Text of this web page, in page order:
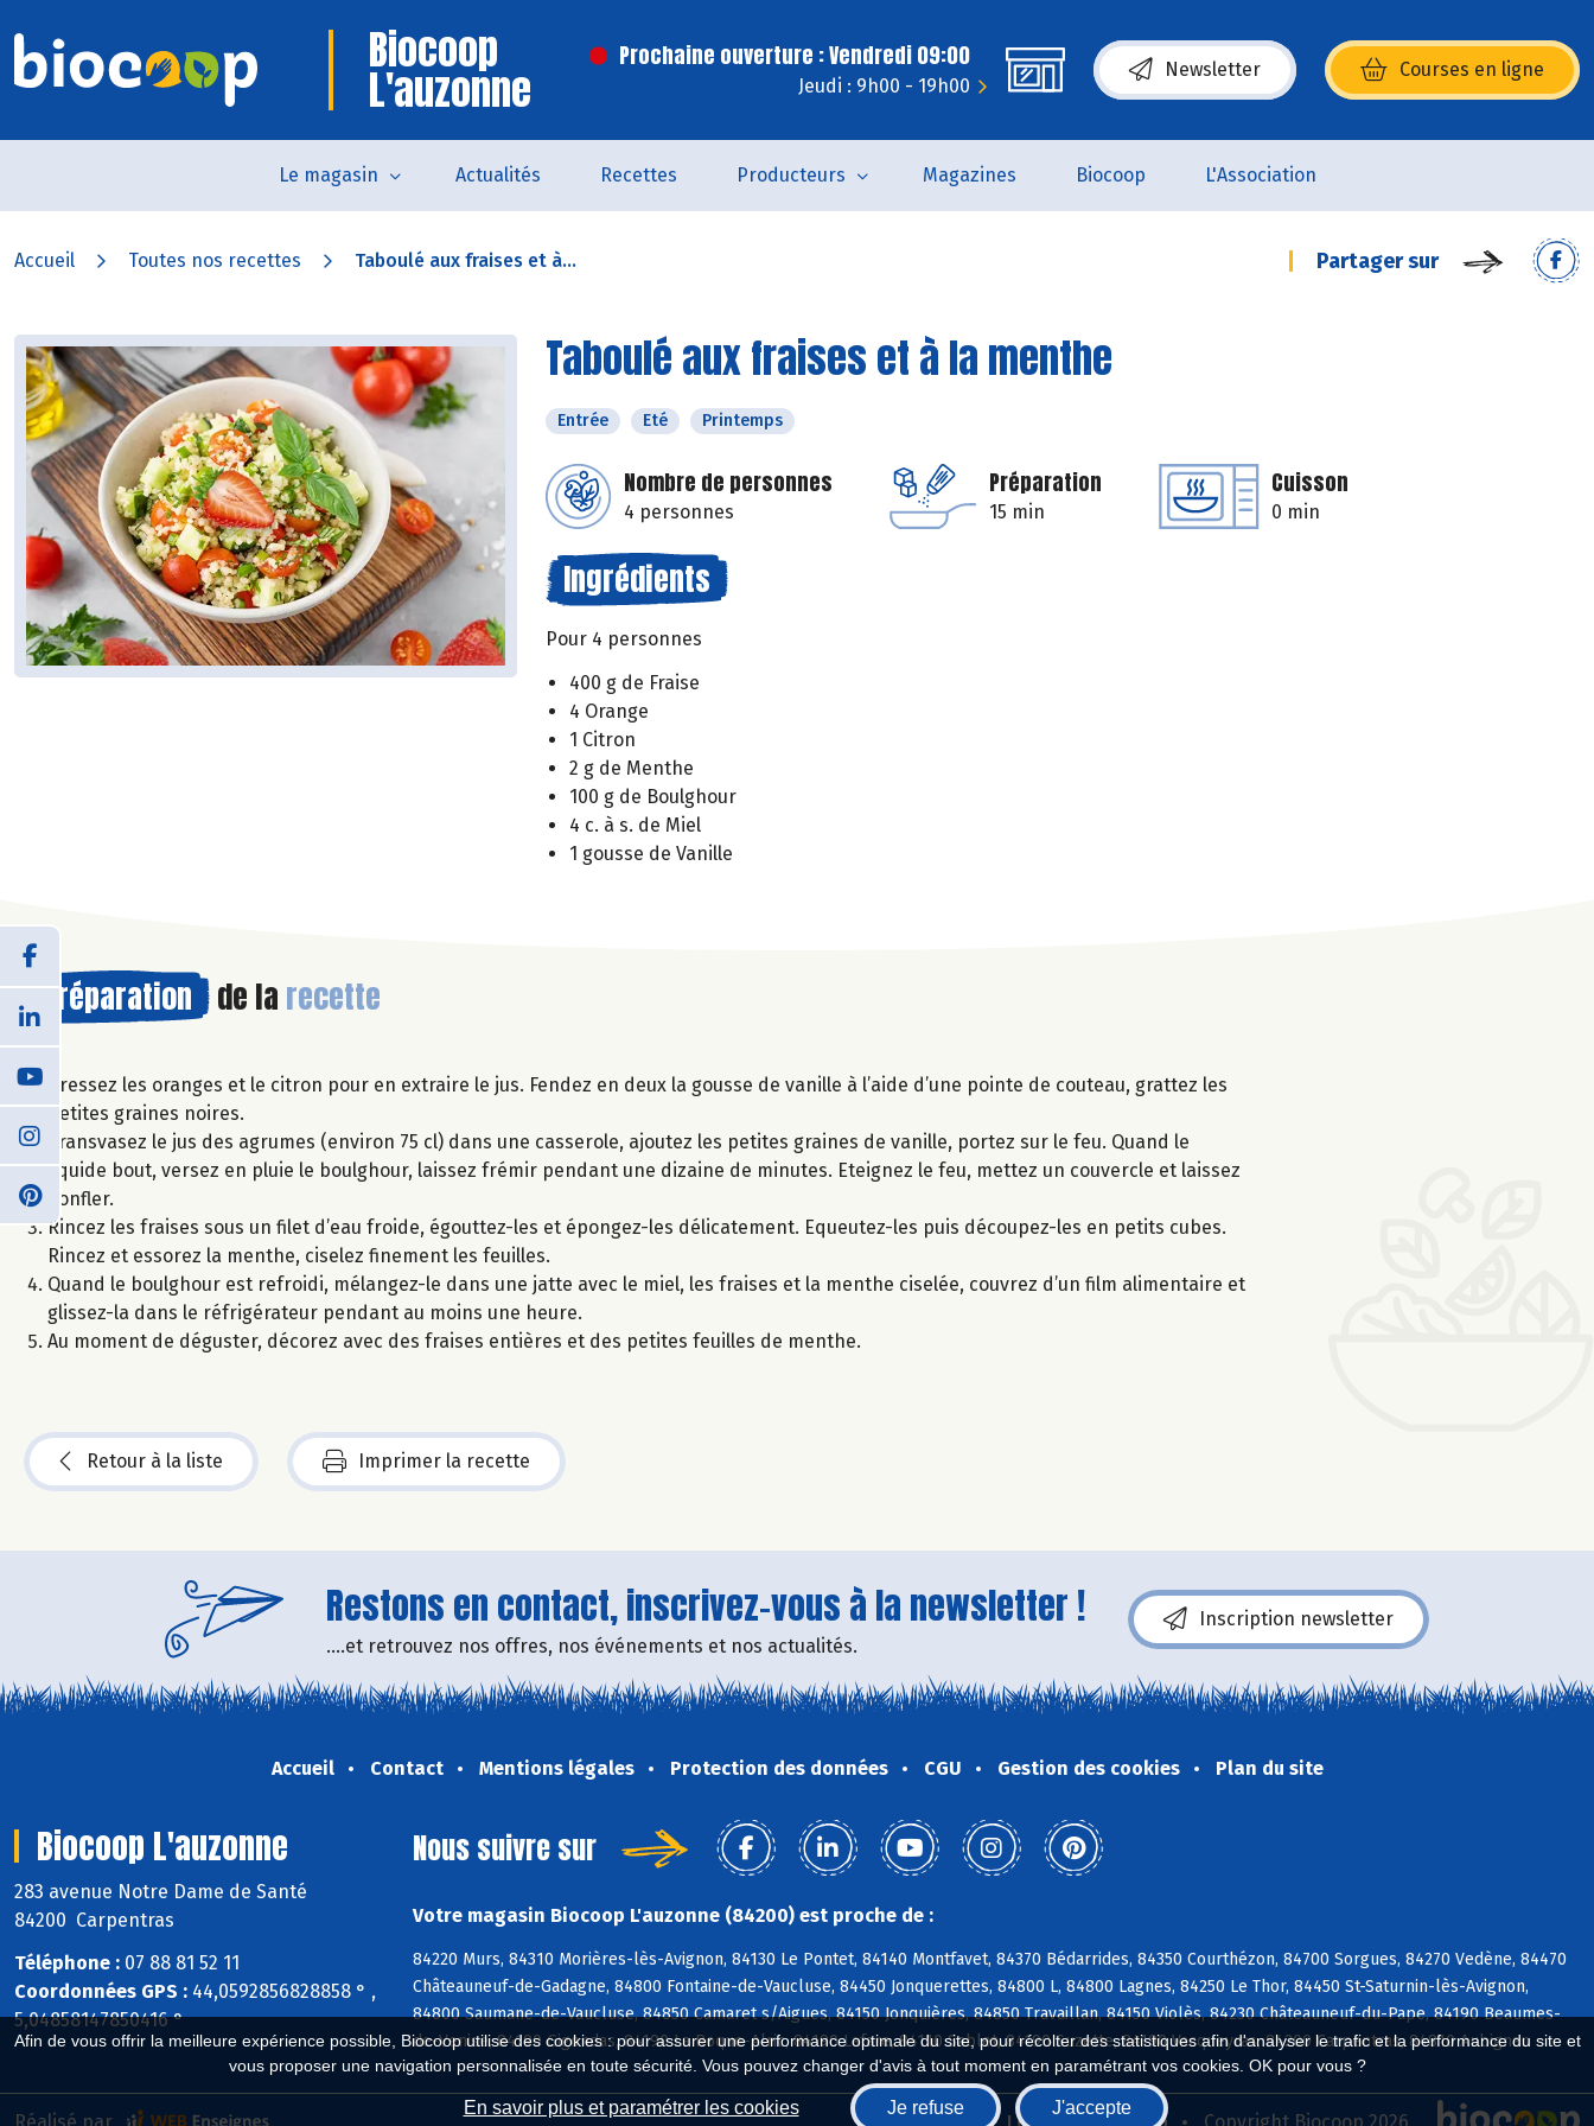
Afin de vous offrir la meilleure expérience possible, Biocoop utilise des cookies : pour assurer une performance optimale du site, pour récolter des statistiques afin d'analyser le trafic et la performance du site et
vous proposer une navigation personnalisée en toute sécurité. Vous pouvez changer d'avis à tout moment en paramétrant vos cookies. OK pour vous ?
En savoir plus et paramétrer les cookies Je refuse J'accepte
Biocoop
L'auzonne
Prochaine ouverture : Vendredi 09:00
Jeudi : 9h00 - 19h00
Newsletter Courses en ligne
(s’ouvre dans une nouvelle fenêtre)
Le magasin Actualités Recettes Producteurs Magazines Biocoop L'Association
Accueil Toutes nos recettes Taboulé aux fraises et à... Partager sur
Taboulé aux fraises et à la menthe
Entrée Eté Printemps
Nombre de personnes
4 personnes
Préparation
15 min
Cuisson
0 min
Ingrédients
Pour 4 personnes
400 g de Fraise
4 Orange
1 Citron
2 g de Menthe
100 g de Boulghour
4 c. à s. de Miel
1 gousse de Vanille
Préparation de la recette
Pressez les oranges et le citron pour en extraire le jus. Fendez en deux la gousse de vanille à l’aide d’une pointe de couteau, grattez les
petites graines noires.
Transvasez le jus des agrumes (environ 75 cl) dans une casserole, ajoutez les petites graines de vanille, portez sur le feu. Quand le
liquide bout, versez en pluie le boulghour, laissez frémir pendant une dizaine de minutes. Eteignez le feu, mettez un couvercle et laissez
gonfler.
Rincez les fraises sous un filet d’eau froide, égouttez-les et épongez-les délicatement. Equeutez-les puis découpez-les en petits cubes.
Rincez et essorez la menthe, ciselez finement les feuilles.
Quand le boulghour est refroidi, mélangez-le dans une jatte avec le miel, les fraises et la menthe ciselée, couvrez d’un film alimentaire et
glissez-la dans le réfrigérateur pendant au moins une heure.
Au moment de déguster, décorez avec des fraises entières et des petites feuilles de menthe.
Retour à la liste Imprimer la recette
Restons en contact, inscrivez-vous à la newsletter !
....et retrouvez nos offres, nos événements et nos actualités.
Inscription newsletter
Accueil Contact Mentions légales Protection des données CGU Gestion des cookies Plan du site
Biocoop L'auzonne
283 avenue Notre Dame de Santé
84200 Carpentras
Téléphone : 07 88 81 52 11
Coordonnées GPS : 44,0592856828858 ° ,
5,04858147850416 °
Nous suivre sur
Votre magasin Biocoop L'auzonne (84200) est proche de :
84220 Murs, 84310 Morières-lès-Avignon, 84130 Le Pontet, 84140 Montfavet, 84370 Bédarrides, 84350 Courthézon, 84700 Sorgues, 84270 Vedène, 84470
Châteauneuf-de-Gadagne, 84800 Fontaine-de-Vaucluse, 84450 Jonquerettes, 84800 L, 84800 Lagnes, 84250 Le Thor, 84450 St-Saturnin-lès-Avignon,
84800 Saumane-de-Vaucluse, 84850 Camaret s/Aigues, 84150 Jonquières, 84850 Travaillan, 84150 Violès, 84230 Châteauneuf-du-Pape, 84190 Beaumes-
de-Venise, 84190 Gigondas, 84190 La Roque-Alric, 84190 Lafare, 84110 Sablet, 84190 Suzette, 84190 Vacqueyras, 84200 Carpentras, 84810 Aubignan
Biocoop.fr Le réseau Biocoop Copyright Biocoop 2026
Réalisé par